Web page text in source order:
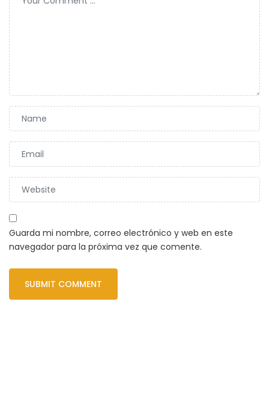
Guarda mi nombre, correo electrónico y web en este
navegador para la próxima vez que comente.